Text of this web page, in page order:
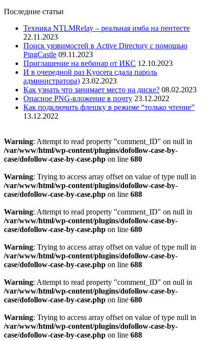
Последние статьи
Техника NTLMRelay – реальная имба на пентесте
22.11.2023
Поиск уязвимостей в Active Directory с помощью
PingCastle 09.11.2023
Приглашение на вебинар от ИКС 12.10.2023
И в очередной раз Kyocera сдала пароль
администратора) 23.02.2023
Как узнать что занимает место на диске? 08.02.2023
Опасное PNG-вложение в почту 23.12.2022
Как подключить флешку в режиме “только чтение”
13.12.2022
Warning: Attempt to read property "comment_ID" on null in
/var/www/html/wp-content/plugins/dofollow-case-by-
case/dofollow-case-by-case.php on line 680
Warning: Trying to access array offset on value of type null in
/var/www/html/wp-content/plugins/dofollow-case-by-
case/dofollow-case-by-case.php on line 688
Warning: Attempt to read property "comment_ID" on null in
/var/www/html/wp-content/plugins/dofollow-case-by-
case/dofollow-case-by-case.php on line 680
Warning: Trying to access array offset on value of type null in
/var/www/html/wp-content/plugins/dofollow-case-by-
case/dofollow-case-by-case.php on line 688
Warning: Attempt to read property "comment_ID" on null in
/var/www/html/wp-content/plugins/dofollow-case-by-
case/dofollow-case-by-case.php on line 680
Warning: Trying to access array offset on value of type null in
/var/www/html/wp-content/plugins/dofollow-case-by-
case/dofollow-case-by-case.php on line 688